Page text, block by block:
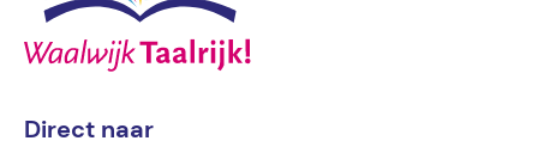
Direct naar